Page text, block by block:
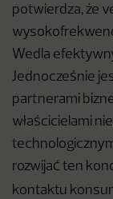
potwierdza, że
Wedla
Jednocześnie
partnerami
właścicielami
rozwijać ten
kontaktu